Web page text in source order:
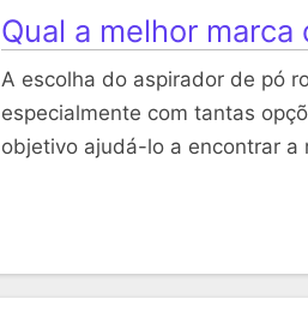
Qual a melhor
A escolha do aspirador de pó
especialmente com tantas
objetivo ajudá-lo a encontrar a